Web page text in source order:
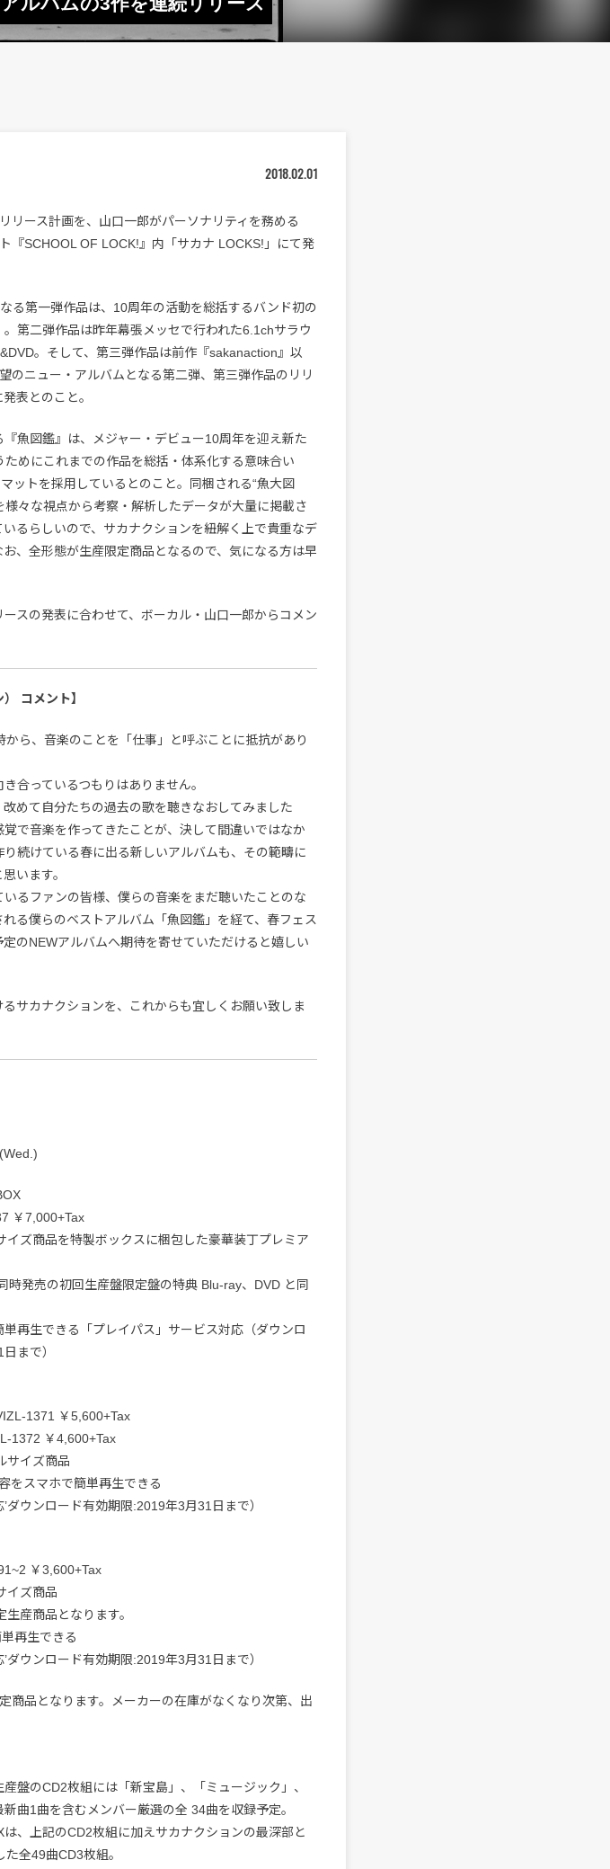
2018.02.01
リース計画を、山口一郎がパーソナリティを務める
『SCHOOL OF LOCK!』内「サカナ LOCKS!」にて発
る第一弾作品は、10周年の活動を総括するバンド初の
第二弾作品は昨年幕張メッセで行われた6.1chサラウ
。そして、第三弾作品は前作『sakanaction』以
のニュー・アルバムとなる第二弾、第三弾作品のリリ
表とのこと。
魚図鑑』は、メジャー・デビュー10周年を迎え新た
めにこれまでの作品を総括・体系化する意味合い
ットを採用しているとのこと。同梱される“魚大図
様々な視点から考察・解析したデータが大量に掲載さ
るらしいので、サカナクションを紐解く上で貴重なデ
、全形態が生産限定商品となるので、気になる方は早
スの発表に合わせて、ボーカル・山口一郎からコメン
コメント】
ら、音楽のことを「仕事」と呼ぶことに抵抗があり
合っているつもりはありません。
めて自分たちの過去の歌を聴きなおしてみました
で音楽を作ってきたことが、決して間違いではなか
続けている春に出る新しいアルバムも、その範疇に
います。
るファンの皆様、僕らの音楽をまだ聴いたことのな
る僕らのベストアルバム「魚図鑑」を経て、春フェス
のNEWアルバムへ期待を寄せていただけると嬉しい
サカナクションを、これからも宜しくお願い致しま
￥7,000+Tax
イズ商品を特製ボックスに梱包した豪華装丁プレミア
時発売の初回生産盤限定盤の特典 Blu-ray、DVD と同
再生できる「プレイパス」サービス対応（ダウンロ
まで）
1371 ￥5,600+Tax
1372 ￥4,600+Tax
サイズ商品
をスマホで簡単再生できる
ダウンロード有効期限:2019年3月31日まで）
￥3,600+Tax
イズ商品
産商品となります。
再生できる
ダウンロード有効期限:2019年3月31日まで）
商品となります。メーカーの在庫がなくなり次第、出
盤のCD2枚組には「新宝島」、「ミュージック」、
新曲1曲を含むメンバー厳選の全 34曲を収録予定。
、上記のCD2枚組に加えサカナクションの最深部と
全49曲CD3枚組。